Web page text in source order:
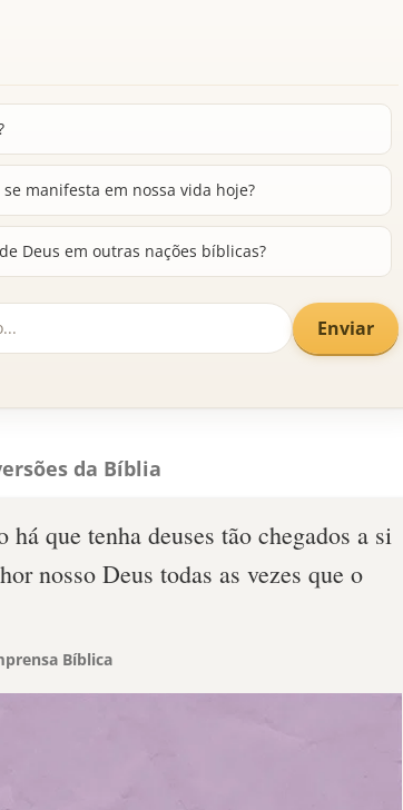
manifesta em nossa vida hoje?
Deus em outras nações bíblicas?
Enviar
da Bíblia
há que tenha deuses tão chegados a si
nosso Deus todas as vezes que o
Bíblica